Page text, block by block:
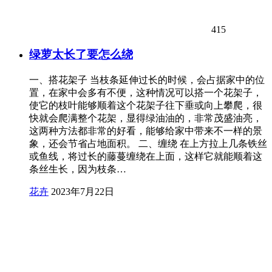
415
绿萝太长了要怎么绕
一、搭花架子 当枝条延伸过长的时候，会占据家中的位
置，在家中会多有不便，这种情况可以搭一个花架子，
使它的枝叶能够顺着这个花架子往下垂或向上攀爬，很
快就会爬满整个花架，显得绿油油的，非常茂盛油亮，
这两种方法都非常的好看，能够给家中带来不一样的景
象，还会节省占地面积。 二、缠绕 在上方拉上几条铁丝
或鱼线，将过长的藤蔓缠绕在上面，这样它就能顺着这
条丝生长，因为枝条…
花卉 2023年7月22日